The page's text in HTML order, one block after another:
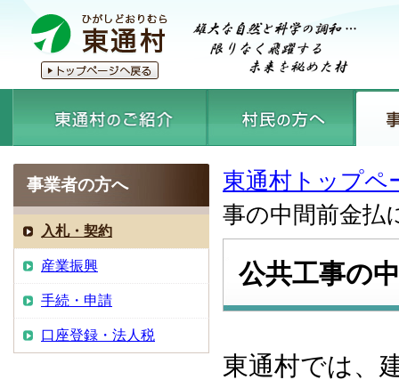
東通村トップペ
事の中間前金払
公共工事の
東通村では、
事業者の方へ
入札・契約
産業振興
手続・申請
口座登録・法人税